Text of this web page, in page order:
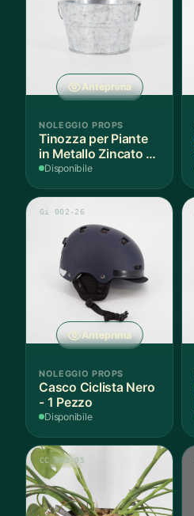
Anteprima
NOLEGGIO PROPS
Tinozza per Piante
in Metallo Zincato -
3 Pezzi
Disponibile
Anteprima
Gi 002-26
NOLEGGIO PROPS
Casco Ciclista Nero
- 1 Pezzo
Disponibile
CC 002-05